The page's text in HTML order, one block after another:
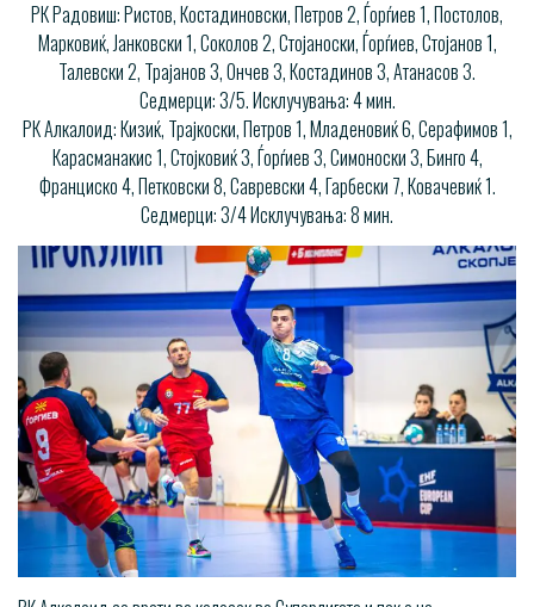
РК Радовиш: Ристов, Костадиновски, Петров 2, Ѓорѓиев 1, Постолов,
Марковиќ, Јанковски 1, Соколов 2, Стојаноски, Ѓорѓиев, Стојанов 1,
Талевски 2, Трајанов 3, Ончев 3, Костадинов 3, Атанасов 3.
Седмерци: 3/5. Исклучувања: 4 мин.
РК Алкалоид: Кизиќ, Трајкоски, Петров 1, Младеновиќ 6, Серафимов 1,
Карасманакис 1, Стојковиќ 3, Ѓорѓиев 3, Симоноски 3, Бинго 4,
Франциско 4, Петковски 8, Савревски 4, Гарбески 7, Ковачевиќ 1.
Седмерци: 3/4 Исклучувања: 8 мин.